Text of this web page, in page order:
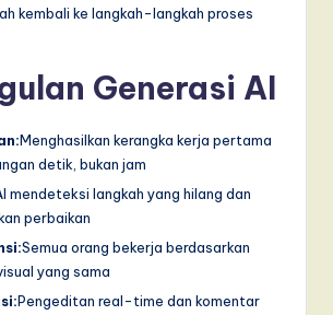
kembali ke langkah-langkah proses
Generasi AI
Menghasilkan kerangka kerja pertama
detik, bukan jam
mendeteksi langkah yang hilang dan
perbaikan
Semua orang bekerja berdasarkan
yang sama
Pengeditan real-time dan komentar